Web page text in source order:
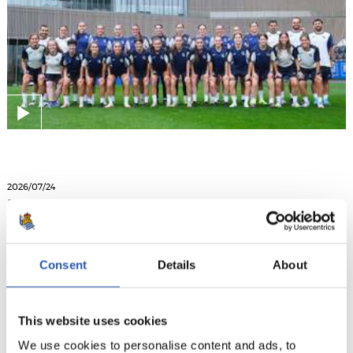
Consent Details About
This website uses cookies
We use cookies to personalise content and ads, to
2026/07/24
Easo hasi da